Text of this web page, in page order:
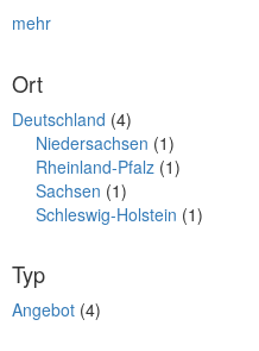
mehr
Ort
Deutschland (4)
Niedersachsen (1)
Rheinland-Pfalz (1)
Sachsen (1)
Schleswig-Holstein (1)
Typ
Angebot (4)